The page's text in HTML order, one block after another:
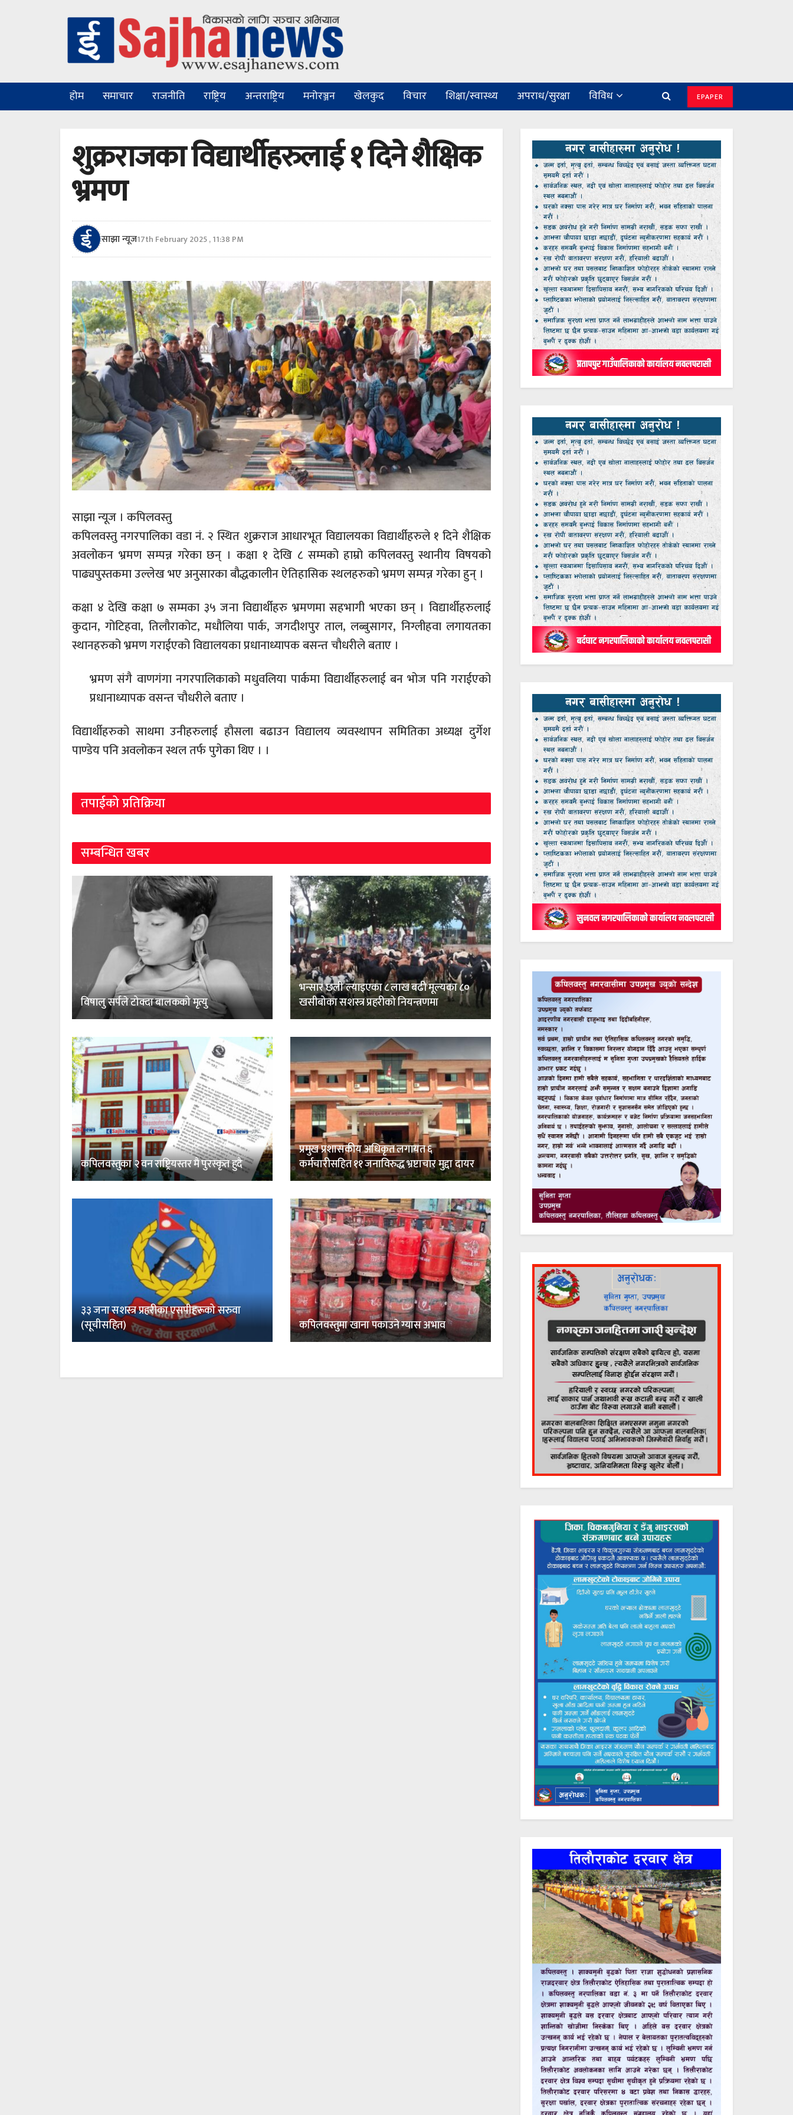
होम समाचार राजनीति राष्ट्रिय अन्तराष्ट्रिय मनोरञ्जन खेलकुद विचार शिक्षा/स्वास्थ्य अपराध/सुरक्षा विविध EPAPER
शुक्रराजका विद्यार्थीहरुलाई १ दिने शैक्षिक
भ्रमण
साझा न्यूज17th February 2025 , 11:38 PM
साझा न्यूज । कपिलवस्तु
कपिलवस्तु नगरपालिका वडा नं. २ स्थित शुक्रराज आधारभूत विद्यालयका विद्यार्थीहरुले १ दिने शैक्षिक
अवलोकन भ्रमण सम्पन्न गरेका छन् । कक्षा १ देखि ८ सम्मको हाम्रो कपिलवस्तु स्थानीय विषयको
पाढ्यपुस्तकमा उल्लेख भए अनुसारका बौद्धकालीन ऐतिहासिक स्थलहरुको भ्रमण सम्पन्न गरेका हुन् ।
कक्षा ४ देखि कक्षा ७ सम्मका ३५ जना विद्यार्थीहरु भ्रमणमा सहभागी भएका छन् । विद्यार्थीहरुलाई
कुदान, गोटिहवा, तिलौराकोट, मधौलिया पार्क, जगदीशपुर ताल, लब्बुसागर, निग्लीहवा लगायतका
स्थानहरुको भ्रमण गराईएको विद्यालयका प्रधानाध्यापक बसन्त चौधरीले बताए ।
भ्रमण संगै वाणगंगा नगरपालिकाको मधुवलिया पार्कमा विद्यार्थीहरुलाई बन भोज पनि गराईएको
प्रधानाध्यापक वसन्त चौधरीले बताए ।
विद्यार्थीहरुको साथमा उनीहरुलाई हौसला बढाउन विद्यालय व्यवस्थापन समितिका अध्यक्ष दुर्गेश
पाण्डेय पनि अवलोकन स्थल तर्फ पुगेका थिए । ।
तपाईको प्रतिक्रिया
सम्बन्धित खबर
विषालु सर्पले टोक्दा बालकको मृत्यु
भन्सार छली ल्याइएका ८ लाख बढी मूल्यका ८०
खसीबोका सशस्त्र प्रहरीको नियन्त्रणमा
कपिलवस्तुका २ वन राष्ट्रियस्तर मै पुरस्कृत हुदै
प्रमुख प्रशासकीय अधिकृत लगायत ६
कर्मचारीसहित ११ जनाविरुद्ध भ्रष्टाचार मुद्दा दायर
३३ जना सशस्त्र प्रहरीका एसपीहरूको सरुवा
(सूचीसहित)
कपिलवस्तुमा खाना पकाउने ग्यास अभाव